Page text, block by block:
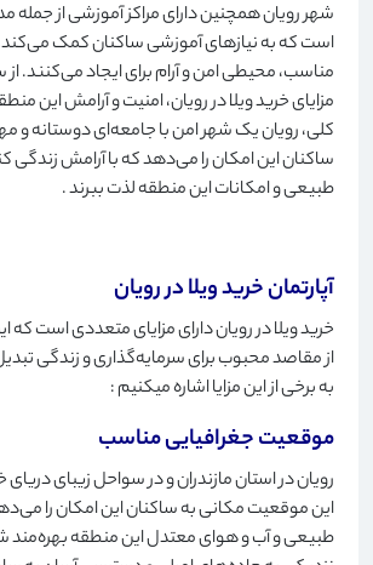
شهر رویان همچنین دارای مراکز آموزشی از جمله
است که به نیازهای آموزشی ساکنان کمک می‌کند.
مناسب، محیطی امن و آرام برای ایجاد می‌کنند.
مزایای خرید ویلا در رویان، امنیت و آرامش این
کلی، رویان یک شهر امن با جامعه‌ای دوستانه و
ساکنان این امکان را می‌دهد که با آرامش زندگی
طبیعی و امکانات این منطقه لذت ببرند.
آپارتمان خرید ویلا در رویان
خرید ویلا در رویان دارای مزایای متعددی است که
از مقاصد محبوب برای سرمایه‌گذاری و زندگی
به برخی از این مزایا اشاره میکنیم:
موقعیت جغرافیایی مناسب
رویان در استان مازندران و در سواحل زیبای
این موقعیت مکانی به ساکنان این امکان را
طبیعی و آب و هوای معتدل این منطقه بهره‌مند